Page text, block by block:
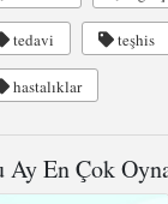
tedavi teşhis
hastalıklar
Ay En Çok